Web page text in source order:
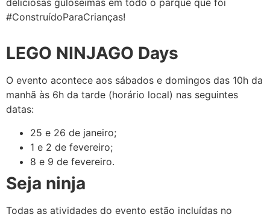
deliciosas guloseimas em todo o parque que foi
#ConstruídoParaCrianças!
LEGO NINJAGO Days
O evento acontece aos sábados e domingos das 10h da
manhã às 6h da tarde (horário local) nas seguintes
datas:
25 e 26 de janeiro;
1 e 2 de fevereiro;
8 e 9 de fevereiro.
Seja ninja
Todas as atividades do evento estão incluídas no